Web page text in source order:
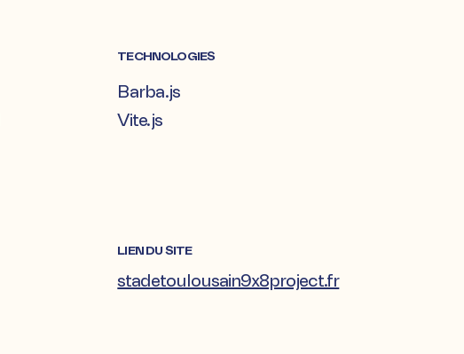
TECHNOLOGIES
Barba.js
Vite.js
LIEN DU SITE
stadetoulousain9x8project.fr